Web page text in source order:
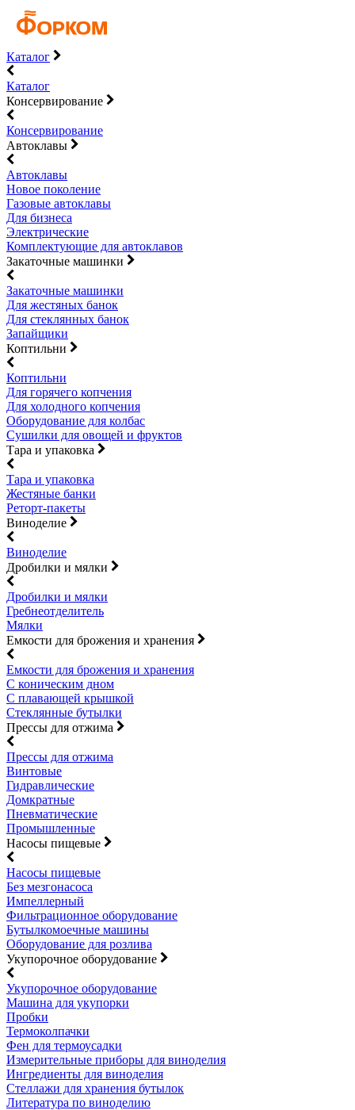
Каталог
Каталог
Консервирование
Консервирование
Автоклавы
Автоклавы
Новое поколение
Газовые автоклавы
Для бизнеса
Электрические
Комплектующие для автоклавов
Закаточные машинки
Закаточные машинки
Для жестяных банок
Для стеклянных банок
Запайщики
Коптильни
Коптильни
Для горячего копчения
Для холодного копчения
Оборудование для колбас
Сушилки для овощей и фруктов
Тара и упаковка
Тара и упаковка
Жестяные банки
Реторт-пакеты
Виноделие
Виноделие
Дробилки и мялки
Дробилки и мялки
Гребнеотделитель
Мялки
Емкости для брожения и хранения
Емкости для брожения и хранения
С коническим дном
С плавающей крышкой
Стеклянные бутылки
Прессы для отжима
Прессы для отжима
Винтовые
Гидравлические
Домкратные
Пневматические
Промышленные
Насосы пищевые
Насосы пищевые
Без мезгонасоса
Импеллерный
Фильтрационное оборудование
Бутылкомоечные машины
Оборудование для розлива
Укупорочное оборудование
Укупорочное оборудование
Машина для укупорки
Пробки
Термоколпачки
Фен для термоусадки
Измерительные приборы для виноделия
Ингредиенты для виноделия
Стеллажи для хранения бутылок
Литература по виноделию